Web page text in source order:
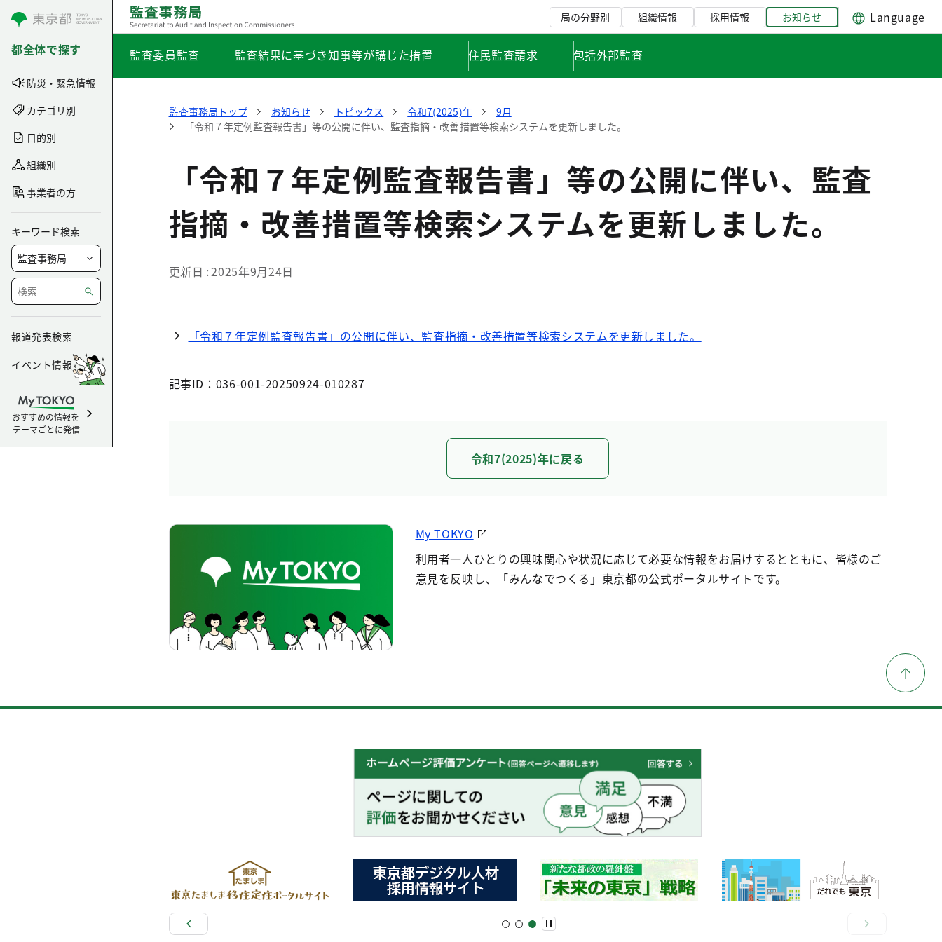
コンテンツにスキップ
都全体で探す
防災・緊急情報
カテゴリ別
目的別
組織別
事業者の方
キーワード検索
報道発表検索
イベント情報
おすすめの情報を
テーマごとに発信
局の分野別 組織情報 採用情報 お知らせ Language
監査委員監査 監査結果に基づき知事等が講じた措置 住民監査請求 包括外部監査
監査事務局トップ お知らせ トピックス 令和7(2025)年
9月
「令和７年定例監査報告書」等の公開に伴い、監査指摘・改善措置等検索システムを更新しました。
「令和７年定例監査報告書」等の公開に伴い、監査
指摘・改善措置等検索システムを更新しました。
更新日 2025年9月24日
「令和７年定例監査報告書」の公開に伴い、監査指摘・改善措置等検索システムを更新しました。
記事ID：036-001-20250924-010287
令和7(2025)年に戻る
My TOKYO
利用者一人ひとりの興味関心や状況に応じて必要な情報をお届けするとともに、皆様のご
意見を反映し、「みんなでつくる」東京都の公式ポータルサイトです。